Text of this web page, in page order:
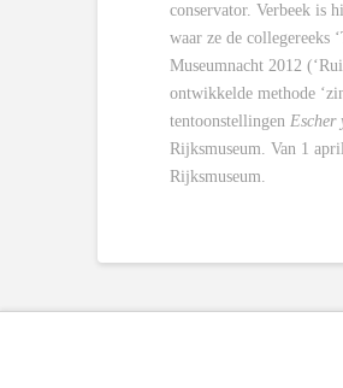
conservator. Verbeek is
waar ze de collegereeks
Museumnacht 2012
ontwikkelde methode
tentoonstellingen Escher
Rijksmuseum. Van 1
Rijksmuseum.